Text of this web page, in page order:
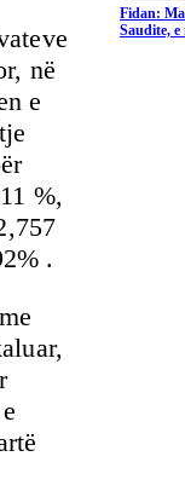
në
e
%,
.
Fidan:
Saudite,